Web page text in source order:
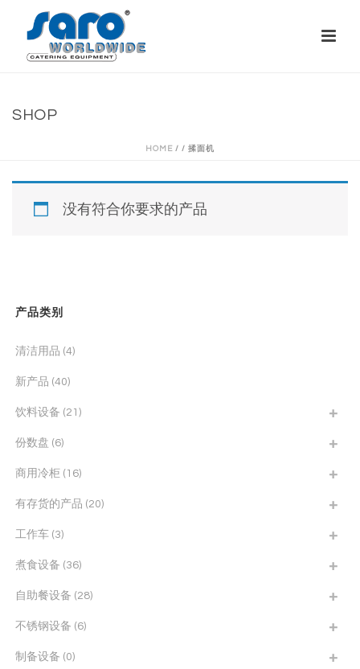
SHOP
HOME / / 揉面机
没有符合你要求的产品
产品类别
清洁用品 (4)
新产品 (40)
饮料设备 (21)
份数盘 (6)
商用冷柜 (16)
有存货的产品 (20)
工作车 (3)
煮食设备 (36)
自助餐设备 (28)
不锈钢设备 (6)
制备设备 (0)